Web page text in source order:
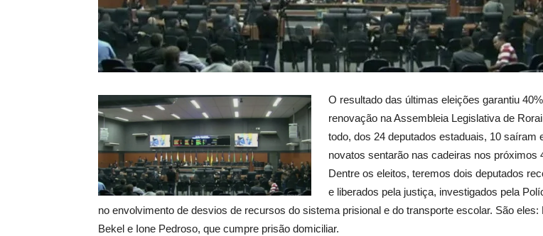
O resultado das últimas eleições garantiu
renovação na Assembleia Legislativa de
todo, dos 24 deputados estaduais, 10 saíram
novatos sentarão nas cadeiras nos próximos
Dentre os eleitos, teremos dois deputados
e liberados pela justiça, investigados pela
no envolvimento de desvios de recursos do sistema prisional e do transporte escolar. São eles:
Bekel e Ione Pedroso, que cumpre prisão domiciliar.